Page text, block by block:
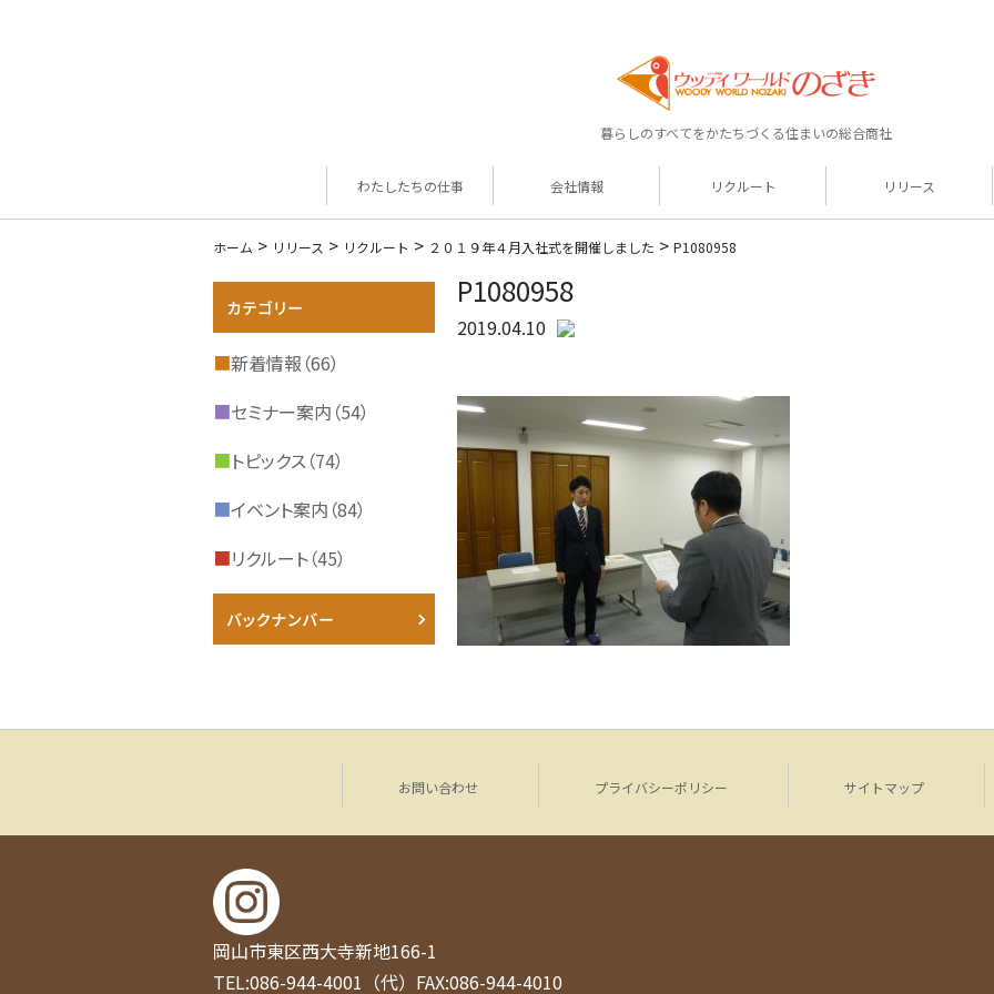
暮らしのすべてをかたちづくる住まいの総合商社
わたしたちの仕事 会社情報 リクルート リリース
ホーム > リリース > リクルート > ２０１９年４月入社式を開催しました > P1080958
P1080958
2019.04.10
■新着情報（66）
■セミナー案内（54）
■トピックス（74）
■イベント案内（84）
■リクルート（45）
お問い合わせ プライバシーポリシー サイトマップ
岡山市東区西大寺新地166-1
TEL:086-944-4001（代） FAX:086-944-4010